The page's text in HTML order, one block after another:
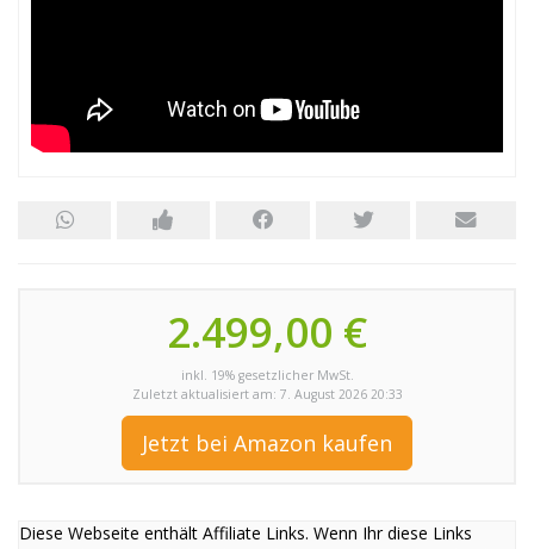
2.499,00 €
inkl. 19% gesetzlicher MwSt.
Zuletzt aktualisiert am: 7. August 2026 20:33
Jetzt bei Amazon kaufen
Diese Webseite enthält Affiliate Links. Wenn Ihr diese Links